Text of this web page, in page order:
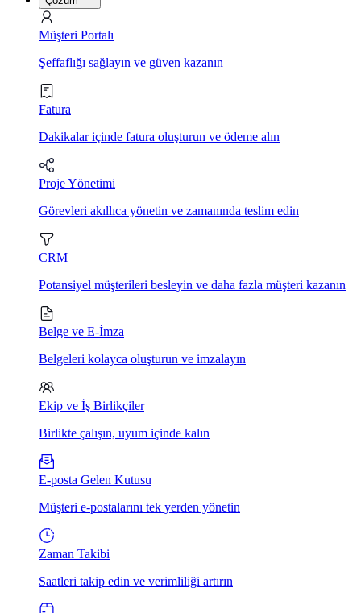
Müşteri Portalı
Şeffaflığı sağlayın ve güven kazanın
Fatura
Dakikalar içinde fatura oluşturun ve ödeme alın
Proje Yönetimi
Görevleri akıllıca yönetin ve zamanında teslim edin
CRM
Potansiyel müşterileri besleyin ve daha fazla müşteri kazanın
Belge ve E-İmza
Belgeleri kolayca oluşturun ve imzalayın
Ekip ve İş Birlikçiler
Birlikte çalışın, uyum içinde kalın
E-posta Gelen Kutusu
Müşteri e-postalarını tek yerden yönetin
Zaman Takibi
Saatleri takip edin ve verimliliği artırın